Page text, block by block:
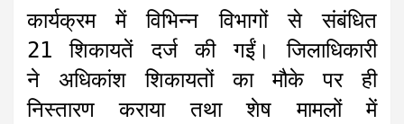
p
p
o
k
g
e
r
r
a
m
कार्यक्रम में विभिन्न विभागों से संबंधित
21 शिकायतें दर्ज की गईं। जिलाधिकारी
ने अधिकांश शिकायतों का मौके पर ही
निस्तारण कराया तथा शेष मामलों में